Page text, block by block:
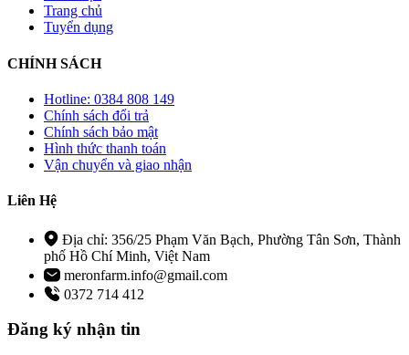
Trang chủ
Tuyển dụng
CHÍNH SÁCH
Hotline: 0384 808 149
Chính sách đổi trả
Chính sách bảo mật
Hình thức thanh toán
Vận chuyển và giao nhận
Liên Hệ
Địa chỉ: 356/25 Phạm Văn Bạch, Phường Tân Sơn, Thành
phố Hồ Chí Minh, Việt Nam
meronfarm.info@gmail.com
0372 714 412
Đăng ký nhận tin